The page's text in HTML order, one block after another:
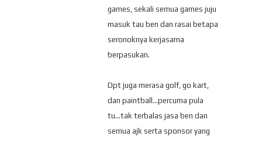
games, sekali semua games juju
masuk tau ben dan rasai betapa
seronoknya kerjasama
berpasukan.
Dpt juga merasa golf, go kart,
dan paintball...percuma pula
tu...tak terbalas jasa ben dan
semua ajk serta sponsor yang